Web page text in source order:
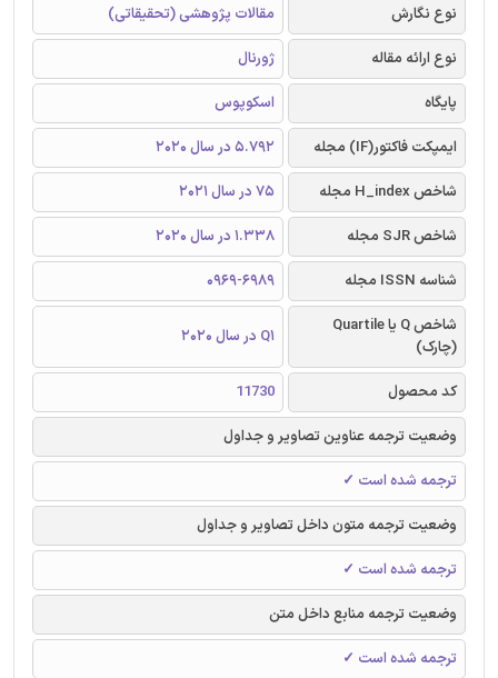
نوع نگارش
مقالات پژوهشی (تحقیقاتی)
نوع ارائه مقاله
ژورنال
پایگاه
اسکوپوس
ایمپکت فاکتور(IF) مجله
5.792 در سال 2020
شاخص H_index مجله
75 در سال 2021
شاخص SJR مجله
1.338 در سال 2020
شناسه ISSN مجله
0969-6989
شاخص Q یا Quartile
(چارک)
Q1 در سال 2020
کد محصول
11730
وضعیت ترجمه عناوین تصاویر و جداول
ترجمه شده است ✓
وضعیت ترجمه متون داخل تصاویر و جداول
ترجمه شده است ✓
وضعیت ترجمه منابع داخل متن
ترجمه شده است ✓